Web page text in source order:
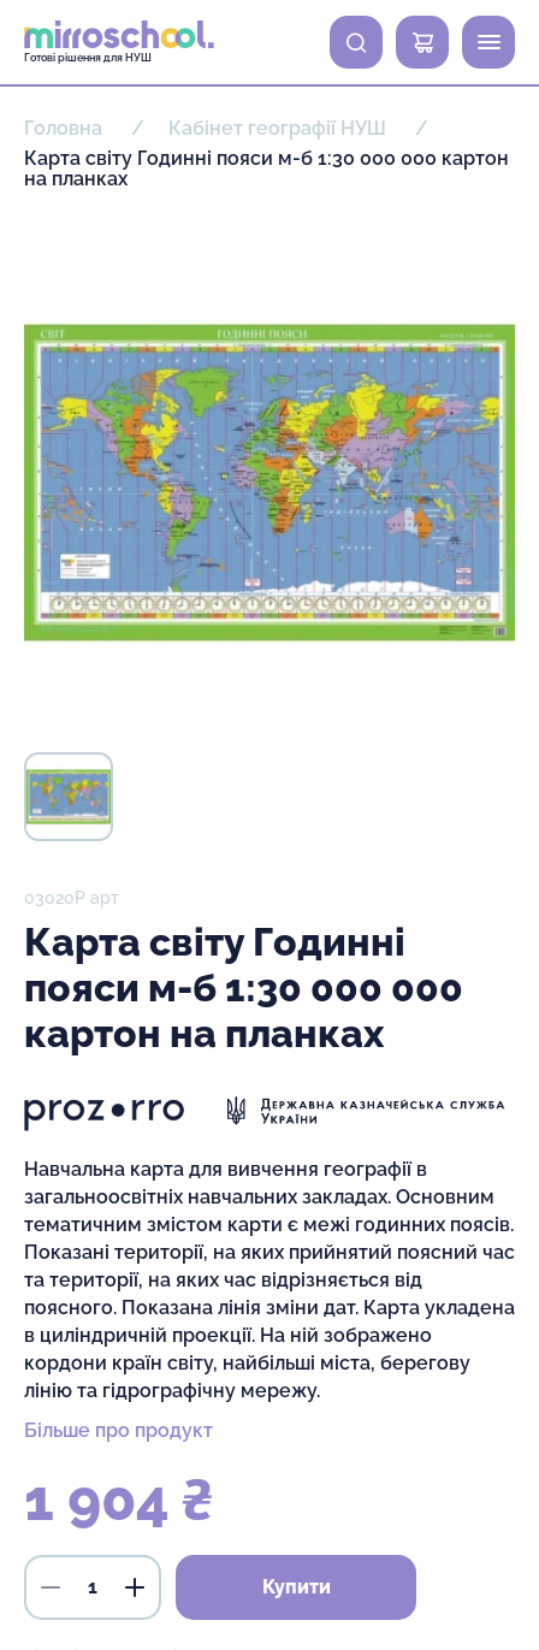
Готові рішення для НУШ
0
Головна
Кабінет географії НУШ
Карта світу Годинні пояси м-б 1:30 000 000 картон
на планках
03020Р арт
Карта світу Годинні
пояси м-б 1:30 000 000
картон на планках
Навчальна карта для вивчення географії в
загальноосвітніх навчальних закладах. Основним
тематичним змістом карти є межі годинних поясів.
Показані території, на яких прийнятий поясний час
та території, на яких час відрізняється від
поясного. Показана лінія зміни дат. Карта укладена
в циліндричній проекції. На ній зображено
кордони країн світу, найбільші міста, берегову
лінію та гідрографічну мережу.
Більше про продукт
1 904 ₴
Купити